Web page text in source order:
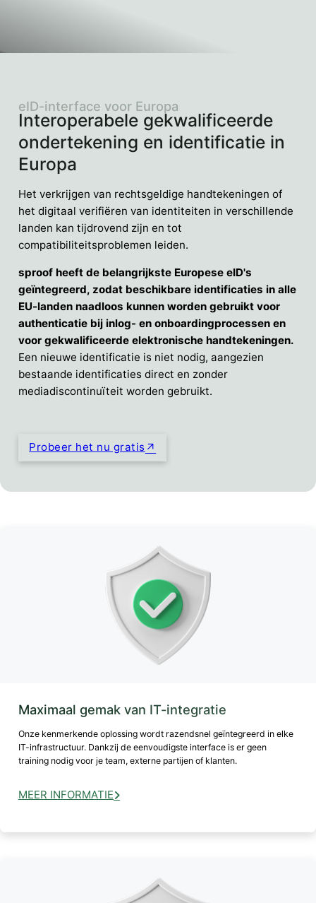
Interoperabele gekwalificeerde
ondertekening en identificatie in
Europa
eID-interface voor Europa
Het verkrijgen van rechtsgeldige handtekeningen of
het digitaal verifiëren van identiteiten in verschillende
landen kan tijdrovend zijn en tot
compatibiliteitsproblemen leiden.
sproof heeft de belangrijkste Europese eID's
geïntegreerd, zodat beschikbare identificaties in alle
EU-landen naadloos kunnen worden gebruikt voor
authenticatie bij inlog- en onboardingprocessen en
voor gekwalificeerde elektronische handtekeningen.
Een nieuwe identificatie is niet nodig, aangezien
bestaande identificaties direct en zonder
mediadiscontinuïteit worden gebruikt.
Probeer het nu gratis
Maximaal gemak van IT-integratie
Onze kenmerkende oplossing wordt razendsnel geïntegreerd in elke
IT-infrastructuur. Dankzij de eenvoudigste interface is er geen
training nodig voor je team, externe partijen of klanten.
MEER INFORMATIE